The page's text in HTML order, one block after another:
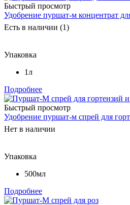
Быстрый просмотр
Удобрение пуршат-м концентрат
Есть в наличии (1)
Упаковка
1л
Подробнее
Быстрый просмотр
Удобрение пуршат-м спрей для
Нет в наличии
Упаковка
500мл
Подробнее